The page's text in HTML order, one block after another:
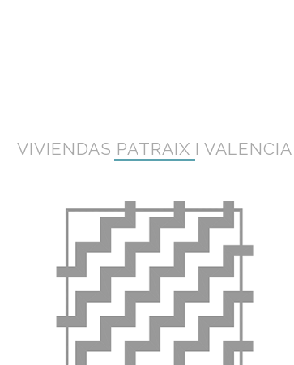
VIVIENDAS PATRAIX I VALENCIA